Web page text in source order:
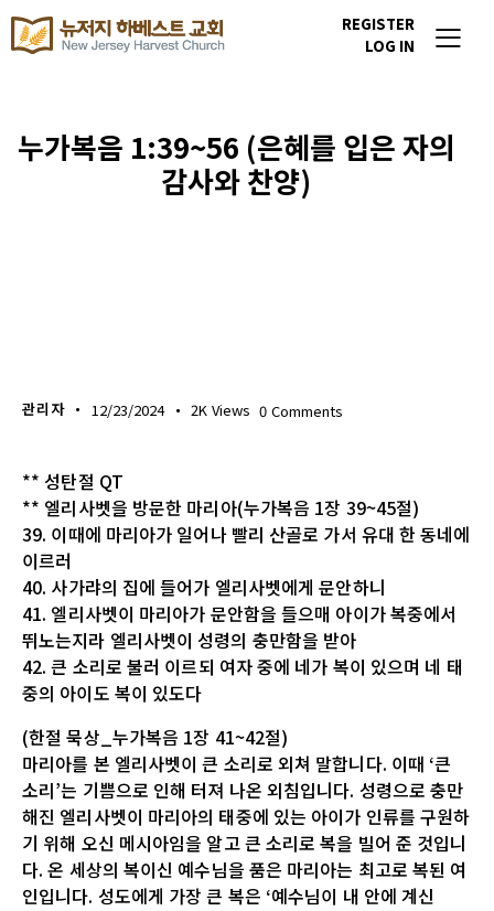
REGISTER
LOG IN
누가복음 1:39~56 (은혜를 입은 자의
감사와 찬양)
관리자 12/23/2024 2K Views 0 Comments
** 성탄절 QT
** 엘리사벳을 방문한 마리아(누가복음 1장 39~45절)
39. 이때에 마리아가 일어나 빨리 산골로 가서 유대 한 동네에
이르러
40. 사가랴의 집에 들어가 엘리사벳에게 문안하니
41. 엘리사벳이 마리아가 문안함을 들으매 아이가 복중에서
뛰노는지라 엘리사벳이 성령의 충만함을 받아
42. 큰 소리로 불러 이르되 여자 중에 네가 복이 있으며 네 태
중의 아이도 복이 있도다
(한절 묵상_누가복음 1장 41~42절)
마리아를 본 엘리사벳이 큰 소리로 외쳐 말합니다. 이때 ‘큰
소리’는 기쁨으로 인해 터져 나온 외침입니다. 성령으로 충만
해진 엘리사벳이 마리아의 태중에 있는 아이가 인류를 구원하
기 위해 오신 메시아임을 알고 큰 소리로 복을 빌어 준 것입니
다. 온 세상의 복이신 예수님을 품은 마리아는 최고로 복된 여
인입니다. 성도에게 가장 큰 복은 ‘예수님이 내 안에 계신